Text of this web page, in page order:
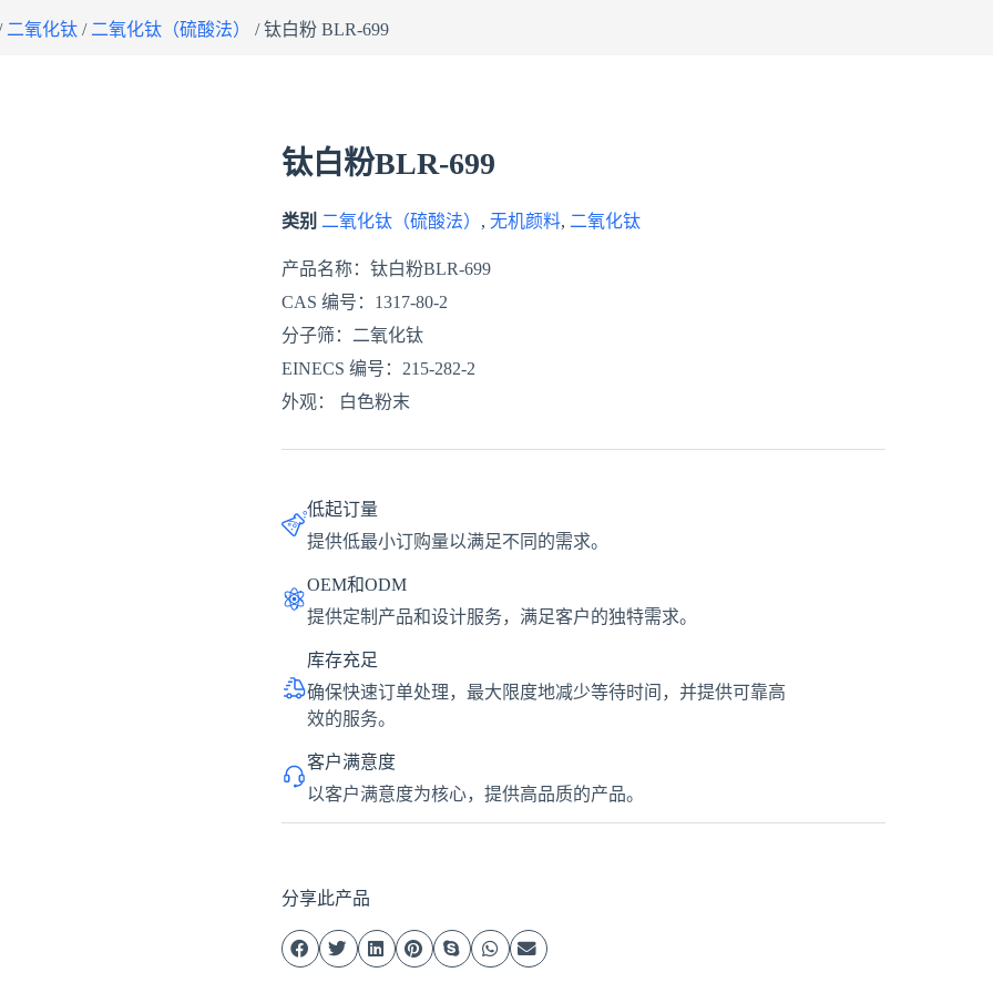
二氧化钛 / 二氧化钛（硫酸法） / 钛白粉 BLR-699
钛白粉BLR-699
类别 二氧化钛（硫酸法） , 无机颜料, 二氧化钛
产品名称：钛白粉BLR-699
CAS 编号：1317-80-2
分子筛：二氧化钛
EINECS 编号：215-282-2
外观： 白色粉末
低起订量
提供低最小订购量以满足不同的需求。
OEM和ODM
提供定制产品和设计服务，满足客户的独特需求。
库存充足
确保快速订单处理，最大限度地减少等待时间，并提供可靠高
效的服务。
客户满意度
以客户满意度为核心，提供高品质的产品。
分享此产品